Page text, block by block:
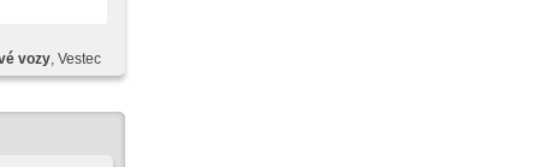
(HSA),
Apple
vozy, Vestec